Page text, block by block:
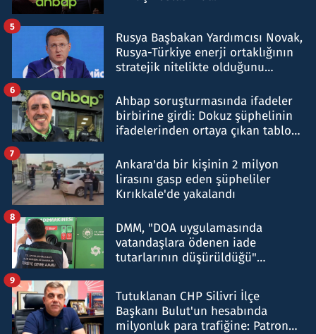
Rusya Başbakan Yardımcısı Novak,
Rusya-Türkiye enerji ortaklığının
stratejik nitelikte olduğunu
5
Ahbap soruşturmasında ifadeler
birbirine girdi: Dokuz şüphelinin
ifadelerinden ortaya çıkan tablo
6
Ankara'da bir kişinin 2 milyon
lirasını gasp eden şüpheliler
Kırıkkale'de yakalandı
7
DMM, "DOA uygulamasında
vatandaşlara ödenen iade
tutarlarının düşürüldüğü"
8
Tutuklanan CHP Silivri İlçe
Başkanı Bulut'un hesabında
milyonluk para trafiğine: Patron
9